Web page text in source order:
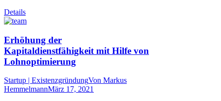
Details
Erhöhung der
Kapitaldienstfähigkeit mit Hilfe von
Lohnoptimierung
Startup | ExistenzgründungVon Markus
HemmelmannMärz 17, 2021